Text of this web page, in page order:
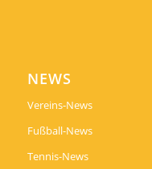
NEWS
Vereins-News
Fußball-News
Tennis-News